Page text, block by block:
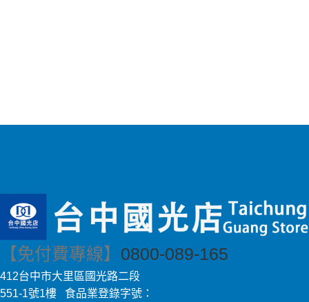
【免付費專線】 0800-089-165
412台中市大里區國光路二段
551-1號1樓 食品業登錄字號：